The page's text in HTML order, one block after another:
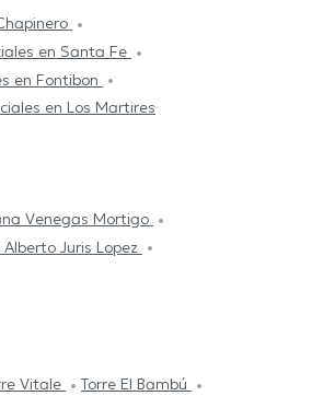
en Santa Fe
en Fontibon
en Los Martires
Venegas Mortigo
Alberto Juris Lopez
Vitale
Torre El Bambú